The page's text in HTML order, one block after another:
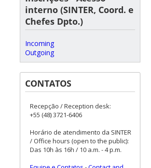
interno (SINTER, Coord. e
Chefes Dpto.)
Incoming
Outgoing
CONTATOS
Recepção / Reception desk:
+55 (48) 3721-6406
Horário de atendimento da SINTER
/ Office hours (open to the public):
Das 10h às 16h / 10 a.m. - 4 p.m.